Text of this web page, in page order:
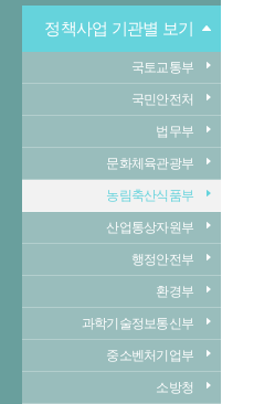
정책사업 기관별 보기
국토교통부
국민안전처
법무부
문화체육관광부
농림축산식품부
산업통상자원부
행정안전부
환경부
과학기술정보통신부
중소벤처기업부
소방청